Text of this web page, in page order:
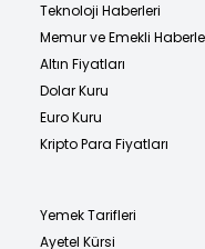
Teknoloji Haberleri
Memur ve Emekli
Altın Fiyatları
Dolar Kuru
Euro Kuru
Kripto Para Fiyatları
Yemek Tarifleri
Ayetel Kürsi